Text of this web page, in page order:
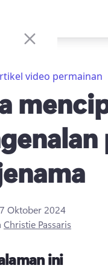
video permainan
Oktober 2024
Christie Passaris
ini